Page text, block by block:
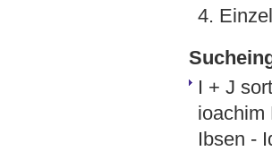
4.
I + J
ioachim
Ibsen -